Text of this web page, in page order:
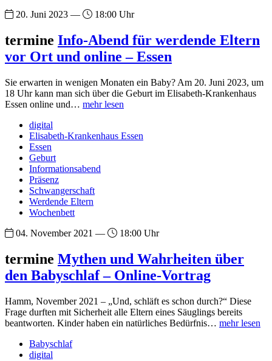
20. Juni 2023 —
18:00 Uhr
termine Info-Abend für werdende Eltern
vor Ort und online – Essen
Sie erwarten in wenigen Monaten ein Baby? Am 20. Juni 2023, um
18 Uhr kann man sich über die Geburt im Elisabeth-Krankenhaus
Essen online und… mehr lesen
digital
Elisabeth-Krankenhaus Essen
Essen
Geburt
Informationsabend
Präsenz
Schwangerschaft
Werdende Eltern
Wochenbett
04. November 2021 —
18:00 Uhr
termine Mythen und Wahrheiten über
den Babyschlaf – Online-Vortrag
Hamm, November 2021 – „Und, schläft es schon durch?“ Diese
Frage durften mit Sicherheit alle Eltern eines Säuglings bereits
beantworten. Kinder haben ein natürliches Bedürfnis… mehr lesen
Babyschlaf
digital